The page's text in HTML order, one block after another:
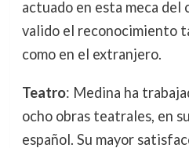
actuado en esta meca del
valido el reconocimiento
como en el extranjero.
Teatro: Medina ha
ocho obras teatrales, en
español. Su mayor